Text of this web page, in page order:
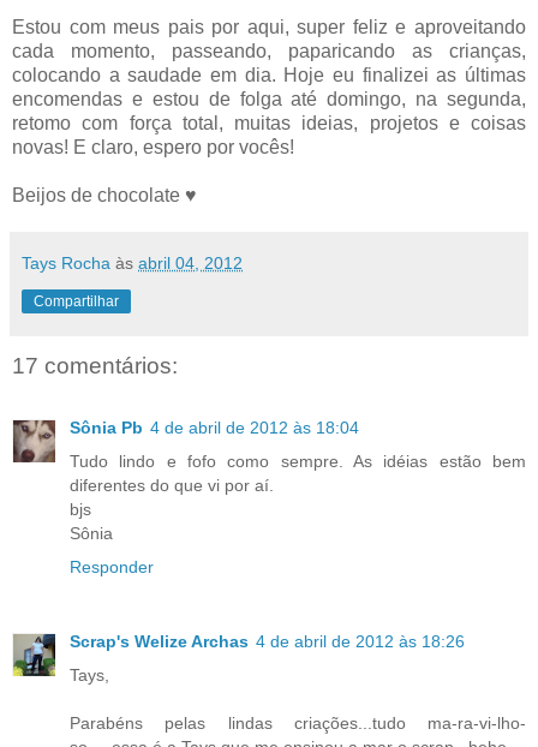
Estou com meus pais por aqui, super feliz e aproveitando
cada momento, passeando, paparicando as crianças,
colocando a saudade em dia. Hoje eu finalizei as últimas
encomendas e estou de folga até domingo, na segunda,
retomo com força total, muitas ideias, projetos e coisas
novas! E claro, espero por vocês!
Beijos de chocolate ♥
Tays Rocha às abril 04, 2012
Compartilhar
17 comentários:
Sônia Pb 4 de abril de 2012 às 18:04
Tudo lindo e fofo como sempre. As idéias estão bem
diferentes do que vi por aí.
bjs
Sônia
Responder
Scrap's Welize Archas 4 de abril de 2012 às 18:26
Tays,
Parabéns pelas lindas criações...tudo ma-ra-vi-lho-